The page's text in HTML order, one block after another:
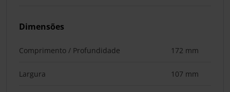
Dimensões
Comprimento / Profundidade 172 mm
Largura 107 mm